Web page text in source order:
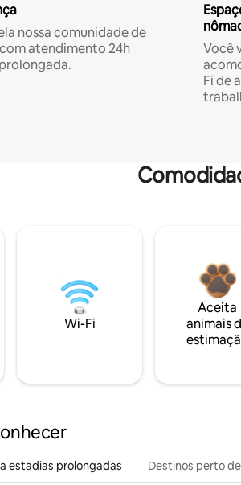
nossa comunidade de
atendimento 24h
Você
Fi de
Wi-Fi
Aceita
animais
estadias prolongadas Destinos perto